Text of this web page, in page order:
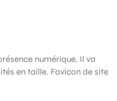
numérique. Il va
en taille. Favicon de site